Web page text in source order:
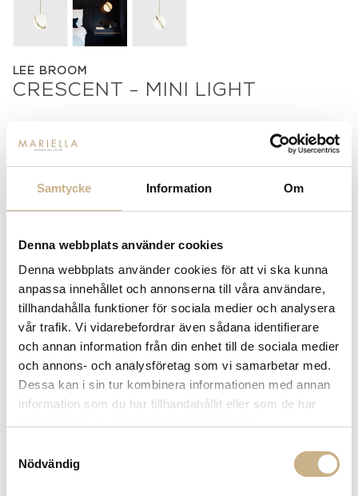
Samtycke Information Om
Denna webbplats använder cookies
Denna webbplats använder cookies för att vi ska kunna
anpassa innehållet och annonserna till våra användare,
tillhandahålla funktioner för sociala medier och analysera
vår trafik. Vi vidarebefordrar även sådana identifierare
och annan information från din enhet till de sociala medier
och annons- och analysföretag som vi samarbetar med.
Dessa kan i sin tur kombinera informationen med annan
information som du har tillhandahållit eller som de har
Nödvändig
LEE BROOM
CRESCENT - MINI LIGHT
Lagerstatus: Beställningsvara
Leverans inom 3-5 arbetsdagar på lagervaror
Få 10% välkomstrabattnär du registrerar dig för vårt
nyhetsbrev
Fri frakt på mindra varor vid köp över 1000:-
900:- i frakt vid köp av större möbler
Hämta i butik
FRÅGA OSS OM PRODUKTEN